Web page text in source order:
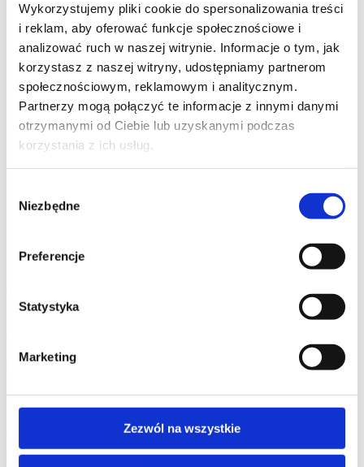
Wykorzystujemy pliki cookie do spersonalizowania treści
i reklam, aby oferować funkcje społecznościowe i
analizować ruch w naszej witrynie. Informacje o tym, jak
korzystasz z naszej witryny, udostępniamy partnerom
społecznościowym, reklamowym i analitycznym.
Partnerzy mogą połączyć te informacje z innymi danymi
otrzymanymi od Ciebie lub uzyskanymi podczas
korzystania z ich usług.
zgody
Niezbędne
Preferencje
Statystyka
Marketing
Zezwól na wszystkie
Teatr Los Fuegos
zobacz więcej
zobacz więcej